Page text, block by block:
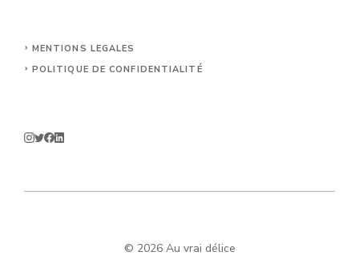
MENTIONS LEGALES
POLITIQUE DE CONFIDENTIALITÉ
© 2026 Au vrai délice